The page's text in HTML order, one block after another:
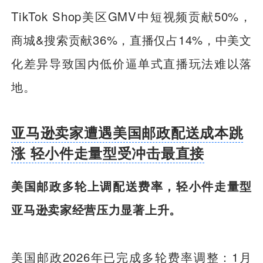
TikTok Shop美区GMV中短视频贡献50%，
商城&搜索贡献36%，直播仅占14%，中美文
化差异导致国内低价逼单式直播玩法难以落
地。
亚马逊卖家遭遇美国邮政配送成本跳
涨 轻小件走量型受冲击最直接
美国邮政多轮上调配送费率，轻小件走量型
亚马逊卖家经营压力显著上升。
美国邮政2026年已完成多轮费率调整：1月